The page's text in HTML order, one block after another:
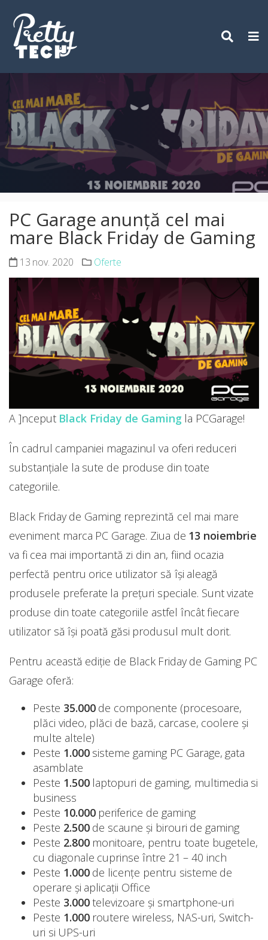
content
PC Garage anunţă cel mai
mare Black Friday de Gaming
13 nov. 2020 Oferte
A ]nceput Black Friday de Gamingla PCGarage!
În cadrul campaniei magazinul va oferi reduceri
substanțiale la sute de produse din toate
categoriile.
Black Friday de Gaming reprezintă cel mai mare
eveniment marca PC Garage. Ziua de 13 noiembrie
va fi cea mai importantă zi din an, fiind ocazia
perfectă pentru orice utilizator să își aleagă
produsele preferate la prețuri speciale. Sunt vizate
produse din toate categoriile astfel încât fiecare
utilizator să își poată găsi produsul mult dorit.
Pentru această ediție de Black Friday de Gaming PC
Garage oferă:
Peste 35.000de componente (procesoare,
plăci video, plăci de bază, carcase, coolere și
multe altele)
Peste 1.000sisteme gaming PC Garage, gata
asamblate
Peste 1.500laptopuri de gaming, multimedia si
business
Peste 10.000periferice de gaming
Peste 2.500de scaune și birouri de gaming
Peste 2.800monitoare, pentru toate bugetele,
cu diagonale cuprinse între 21 – 40 inch
Peste 1.000de licenţe pentru sisteme de
operare şi aplicaţii Office
Peste 3.000televizoare şi smartphone-uri
Peste 1.000routere wireless, NAS-uri, Switch-
uri si UPS-uri